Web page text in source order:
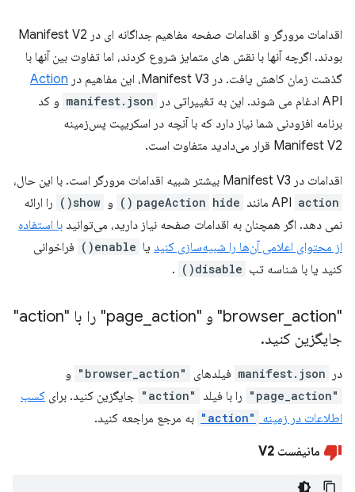
اقدامات مرورگر و اقدامات صفحه مفاهیم جداگانه ای در Manifest V2
بودند. اگرچه آنها با نقش های متمایز شروع کردند، اما تفاوت بین آنها با
گذشت زمان کاهش یافت. در Manifest V3، این مفاهیم در
Action
API ادغام می شوند. این به تغییراتی در
manifest.json و کد
برنامه افزودنی شما نیاز دارد که با آنچه در اسکریپت پس‌زمینه
Manifest V2 قرار می‌دادید متفاوت است.
اقدامات در Manifest V3 بیشتر شبیه اقدامات مرورگر است. با این حال،
API action مانند pageAction hide() و show()
را ارائه
نمی دهد. اگر همچنان به اقدامات صفحه نیاز دارید، می‌توانید با استفاده
از محتوای اعلامی آن‌ها را شبیه‌سازی کنید یا enable()
فراخوانی
کنید یا با شناسه تب disable()
.
"browseraction" و "page
action" را با "action"
جایگزین کنید.
در manifest.json فیلدهای "browser_action" و
"page_action" را با فیلد "action" جایگزین کنید. برای کسب
اطلاعات در زمینه
"action" به مرجع مراجعه کنید.
مانیفست V2